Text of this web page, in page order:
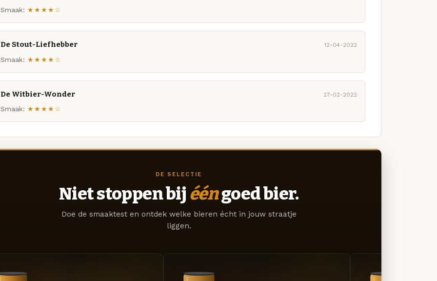
Smaak: ★★★★☆
De Stout-Liefhebber 12-04-2022
Smaak: ★★★★☆
De Witbier-Wonder 27-02-2022
Smaak: ★★★★☆
DE SELECTIE
Niet stoppen bij ééngoed bier.
Doe de smaaktest en ontdek welke bieren écht in jouw straatje
liggen.